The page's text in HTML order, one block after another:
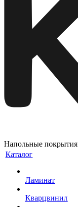
Напольные покрытия
Каталог
Ламинат
Кварцвинил